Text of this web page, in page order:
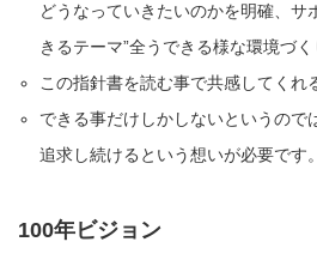
どうなっていきたいのかを明確、サ
きるテーマ”全うできる様な環境づ
この指針書を読む事で共感してくれ
できる事だけしかしないというので
追求し続けるという想いが必要です。
100年ビジョン